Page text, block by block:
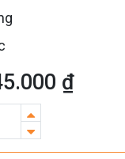
₫